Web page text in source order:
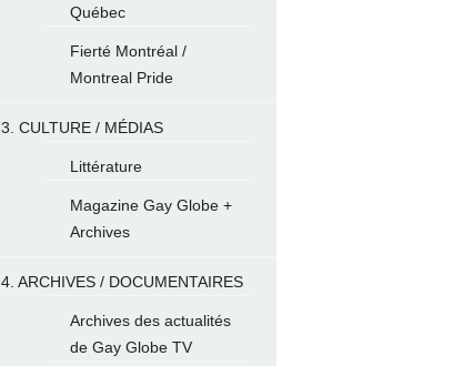
Québec
Fierté Montréal /
Montreal Pride
3. CULTURE / MÉDIAS
Littérature
Magazine Gay Globe +
Archives
4. ARCHIVES / DOCUMENTAIRES
Archives des actualités
de Gay Globe TV